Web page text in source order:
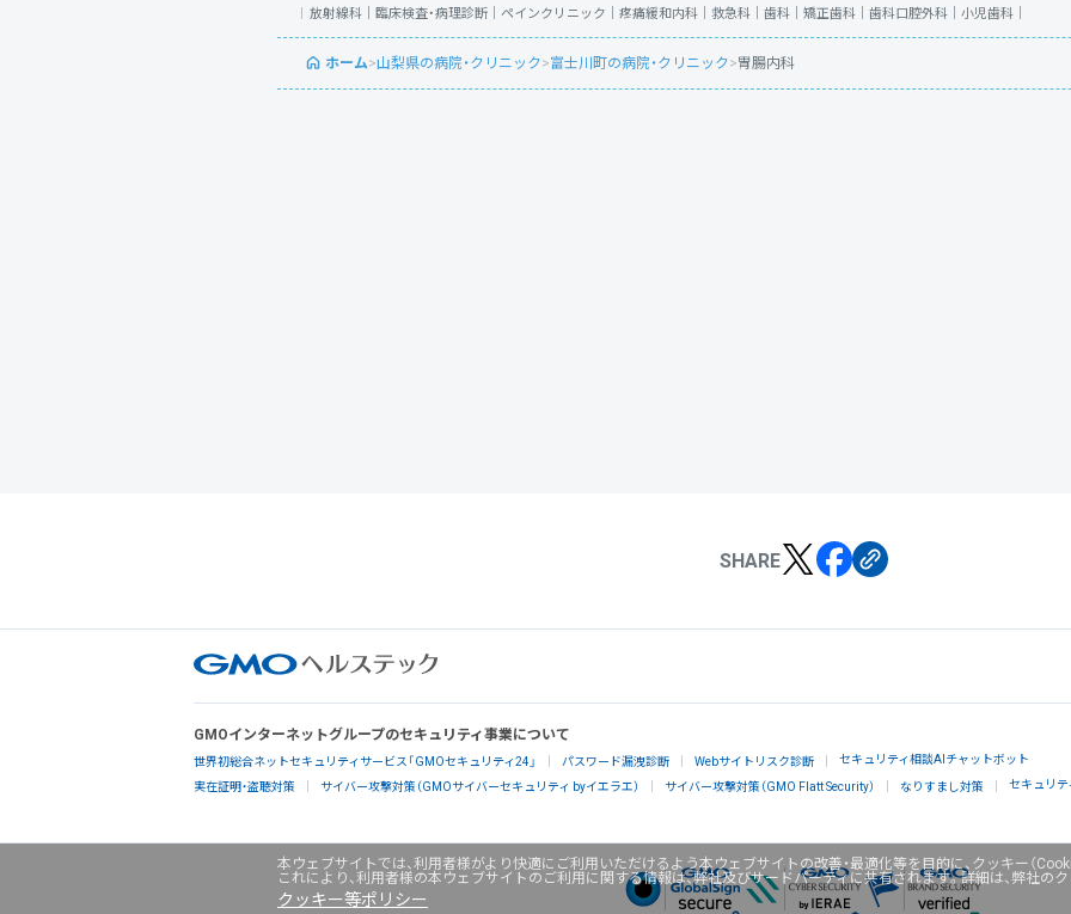
本ウェブサイトでは、利用者様がより快適にご利用いただけるよう本ウェブサイトの改善・最適化等を目的に、クッキー（
これにより、利用者様の本ウェブサイトのご利用に関する情報は、弊社及びサードパーティに共有されます。詳細は、弊社の
クッキー等ポリシー
放射線科｜ 臨床検査・病理診断｜ ペインクリニック｜ 疼痛緩和内科｜ 救急科｜ 歯科｜ 矯正歯科｜ 歯科口腔外科｜ 小児歯科｜
ホーム>山梨県の病院・クリニック>富士川町の病院・クリニック>胃腸内科
SHARE
GMOインターネットグループのセキュリティ事業について
世界初総合ネットセキュリティサービス「GMOセキュリティ24」 パスワード漏洩診断 Webサイトリスク診断 セキュリティ相談AIチャットボット
実在証明・盗聴対策 サイバー攻撃対策（GMOサイバーセキュリティ byイエラエ） サイバー攻撃対策（GMO Flatt Security） なりすまし対策 セキュリテ